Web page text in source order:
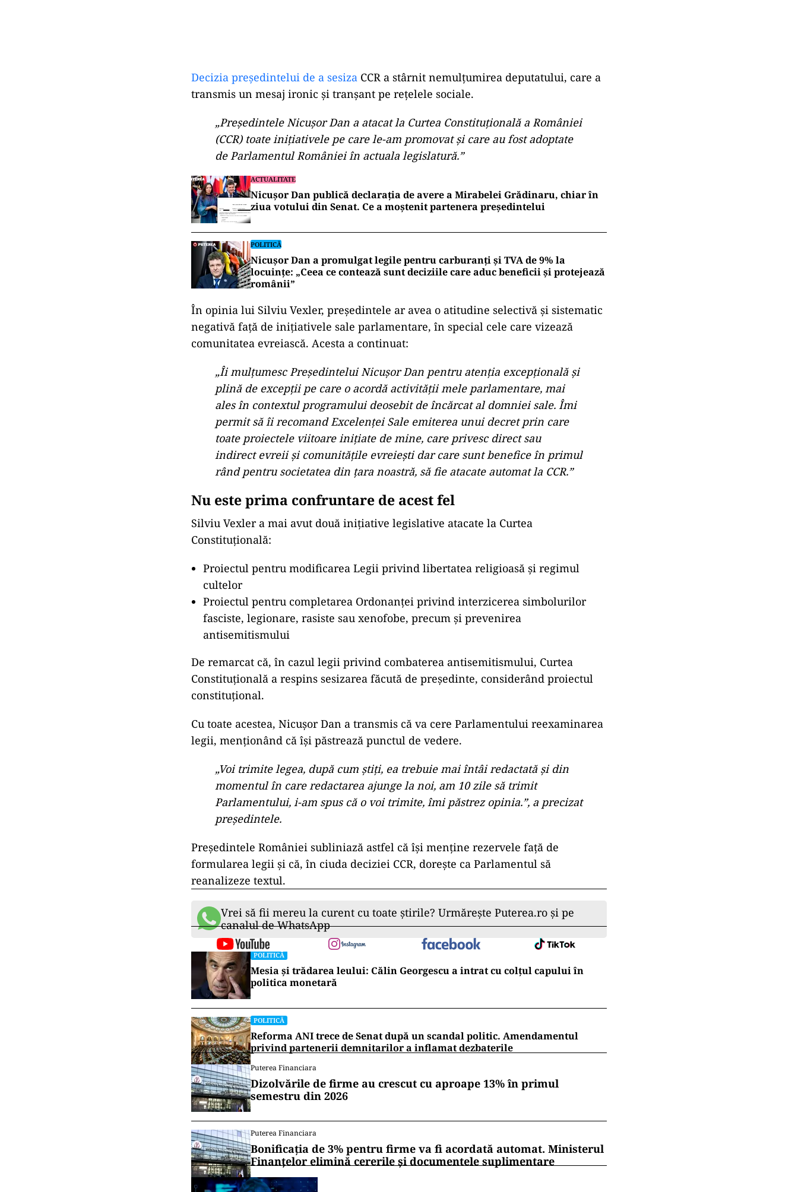
Decizia președintelui de a sesiza CCR a stârnit nemulțumirea deputatului, care a
transmis un mesaj ironic și tranșant pe rețelele sociale.
„Președintele Nicușor Dan a atacat la Curtea Constituțională a României
(CCR) toate inițiativele pe care le-am promovat și care au fost adoptate
de Parlamentul României în actuala legislatură.”
ACTUALITATE
Nicușor Dan publică declarația de avere a Mirabelei Grădinaru, chiar în
ziua votului din Senat. Ce a moștenit partenera președintelui
POLITICĂ
Nicușor Dan a promulgat legile pentru carburanți și TVA de 9% la
locuințe: „Ceea ce contează sunt deciziile care aduc beneficii și protejează
românii”
În opinia lui Silviu Vexler, președintele ar avea o atitudine selectivă și sistematic
negativă față de inițiativele sale parlamentare, în special cele care vizează
comunitatea evreiască. Acesta a continuat:
„Îi mulțumesc Președintelui Nicușor Dan pentru atenția excepțională și
plină de excepții pe care o acordă activității mele parlamentare, mai
ales în contextul programului deosebit de încărcat al domniei sale. Îmi
permit să îi recomand Excelenței Sale emiterea unui decret prin care
toate proiectele viitoare inițiate de mine, care privesc direct sau
indirect evreii și comunitățile evreiești dar care sunt benefice în primul
rând pentru societatea din țara noastră, să fie atacate automat la CCR.”
Nu este prima confruntare de acest fel
Silviu Vexler a mai avut două inițiative legislative atacate la Curtea
Constituțională:
Proiectul pentru modificarea Legii privind libertatea religioasă și regimul
cultelor
Proiectul pentru completarea Ordonanței privind interzicerea simbolurilor
fasciste, legionare, rasiste sau xenofobe, precum și prevenirea
antisemitismului
De remarcat că, în cazul legii privind combaterea antisemitismului, Curtea
Constituțională a respins sesizarea făcută de președinte, considerând proiectul
constituțional.
Cu toate acestea, Nicușor Dan a transmis că va cere Parlamentului reexaminarea
legii, menționând că își păstrează punctul de vedere.
„Voi trimite legea, după cum știți, ea trebuie mai întâi redactată și din
momentul în care redactarea ajunge la noi, am 10 zile să trimit
Parlamentului, i-am spus că o voi trimite, îmi păstrez opinia.”, a precizat
președintele.
Președintele României subliniază astfel că își menține rezervele față de
formularea legii și că, în ciuda deciziei CCR, dorește ca Parlamentul să
reanalizeze textul.
Vrei să fii mereu la curent cu toate știrile? Urmărește Puterea.ro și pe
canalul de WhatsApp
POLITICĂ
Mesia și trădarea leului: Călin Georgescu a intrat cu colțul capului în
politica monetară
POLITICĂ
Reforma ANI trece de Senat după un scandal politic. Amendamentul
privind partenerii demnitarilor a inflamat dezbaterile
Puterea Financiara
Dizolvările de firme au crescut cu aproape 13% în primul
semestru din 2026
Puterea Financiara
Bonificația de 3% pentru firme va fi acordată automat. Ministerul
Finanțelor elimină cererile și documentele suplimentare